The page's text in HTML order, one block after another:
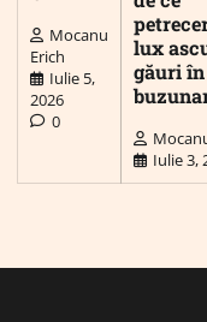
Mocanu
Erich
Iulie 5,
2026
0
lux
găuri în
Iulie 3,